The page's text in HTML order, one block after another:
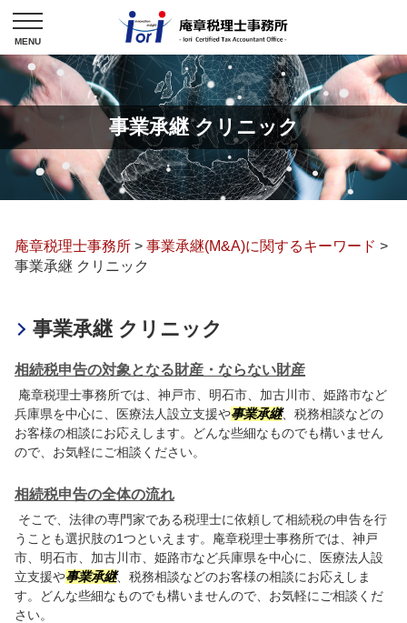
事業承継 クリニック
庵章税理士事務所 > 事業承継(M&A)に関するキーワード >
事業承継 クリニック
事業承継 クリニック
相続税申告の対象となる財産・ならない財産
庵章税理士事務所では、神戸市、明石市、加古川市、姫路市など
兵庫県を中心に、医療法人設立支援や事業承継、税務相談などの
お客様の相談にお応えします。どんな些細なものでも構いません
ので、お気軽にご相談ください。
相続税申告の全体の流れ
そこで、法律の専門家である税理士に依頼して相続税の申告を行
うことも選択肢の1つといえます。庵章税理士事務所では、神戸
市、明石市、加古川市、姫路市など兵庫県を中心に、医療法人設
立支援や事業承継、税務相談などのお客様の相談にお応えしま
す。どんな些細なものでも構いませんので、お気軽にご相談くだ
さい。